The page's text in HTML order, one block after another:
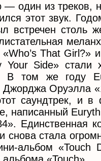
— один из треков,
этот звук.
встречен столь
«Who’s That Girl?»
Your Side» стали
В том же году
Джорджа Оруэлла
саундтрек, и в
написанный
Единственная
снова стала
альбом